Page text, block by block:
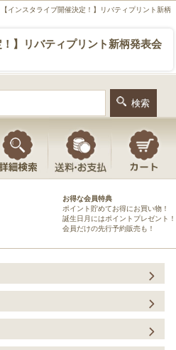
インスタライブ開催決定！】リバティプリント新柄
！】リバティプリント新柄発表会
お得な会員特典
ポイント貯めてお得にお買い物！
誕生日月にはポイントプレゼント！
会員だけの先行予約販売も！